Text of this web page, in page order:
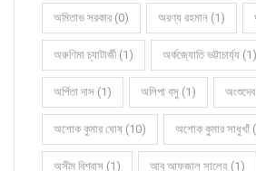
অমিতাভ সরকার (0) অরণ্য রহমান (1)
অরুণিমা চ্যাটার্জী (1) অর্কজ্যোতি ভট্টাচার্য্য (1)
অর্পিতা দাস (1) অলিপা বসু (1)
অশোক কুমার ঘোষ (10) অশোক কুমার সাধুখাঁ
অসীম বিশ্বাস (1) আবু আফজাল সালেহ (1)